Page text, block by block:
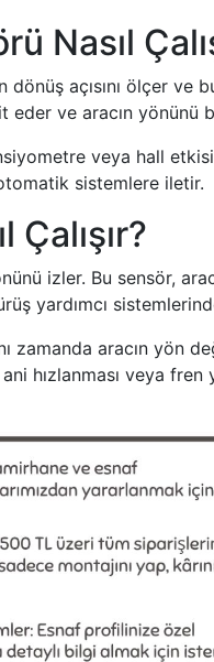
Nasıl
dönüş açısını ölçer
ve aracın yönünü
veya hall
sistemlere iletir.
Çalışır?
izler. Bu sensör,
yardımcı
zamanda aracın yön
hızlanması veya